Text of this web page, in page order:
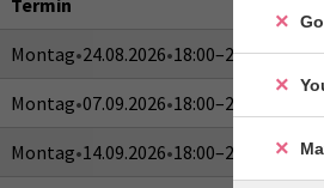
Termin
Montag•24.08.2026•18:00–21:00 Uhr
Montag•07.09.2026•18:00–21:00 Uhr
Montag•14.09.2026•18:00–21:00 Uhr